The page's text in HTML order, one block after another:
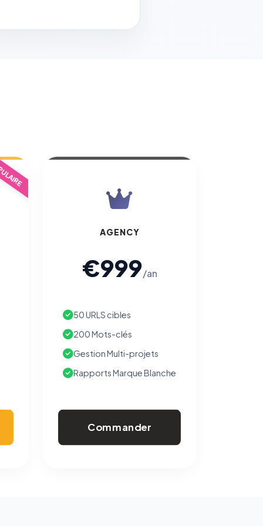
AGENCY
€999/an
50 URLS cibles
200 Mots-clés
Gestion Multi-projets
Rapports Marque Blanche
Commander